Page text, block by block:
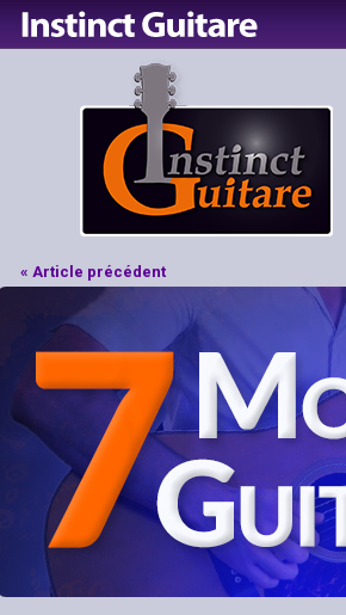
« Article précédent